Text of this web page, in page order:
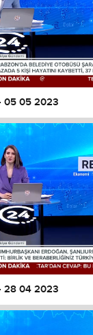
05 05 2023
28 04 2023